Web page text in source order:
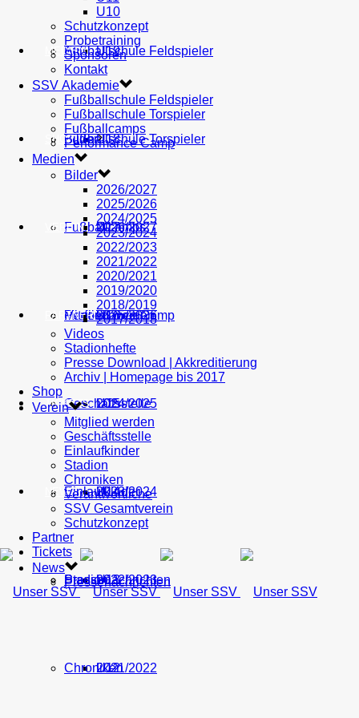
AH U19
U18
U17
U16
U15
U14
U13
U12
Fußballschule Feldspieler
Fußballschule Torspieler
Fußballcamps
Performance Camp
MEDIEN
Bilder
2026/2027
2025/2026
2024/2025
2023/2024
2022/2023
2021/2022
SHOP
VEREIN
Mitglied werden
Geschäftsstelle
Einlaufkinder
Stadion
Chroniken
PARTNER
TICKETS
NEWS
Pressenachrichten
U10
Schutzkonzept
Probetraining
Sponsoren
Kontakt
SSV Akademie
Fußballschule Feldspieler
Fußballschule Torspieler
Fußballcamps
Performance Camp
Medien
Bilder
2026/2027
2025/2026
2024/2025
2023/2024
2022/2023
2021/2022
2020/2021
2019/2020
2018/2019
2017/2018
Videos
Stadionhefte
Presse Download | Akkreditierung
Archiv | Homepage bis 2017
Shop
Verein
Mitglied werden
Geschäftsstelle
Einlaufkinder
Stadion
Chroniken
Verantwortliche
SSV Gesamtverein
Schutzkonzept
Partner
Tickets
News
Pressenachrichten